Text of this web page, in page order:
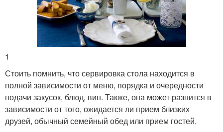
1
Стоить помнить, что сервировка стола находится в
полной зависимости от меню, порядка и очередности
подачи закусок, блюд, вин. Также, она может разнится в
зависимости от того, ожидается ли прием близких
друзей, обычный семейный обед или прием гостей.